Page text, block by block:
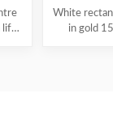
life
of
White
in gold